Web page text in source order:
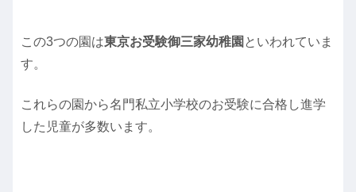
この3つの園は東京お受験御三家幼稚園 といわれていま
す。
これらの園から名門私立小学校のお受験に合格し進学
した児童が多数います。